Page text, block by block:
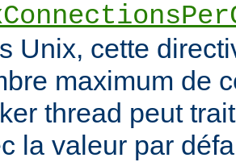
Unix, cette
maximum de
thread peut
la valeur par